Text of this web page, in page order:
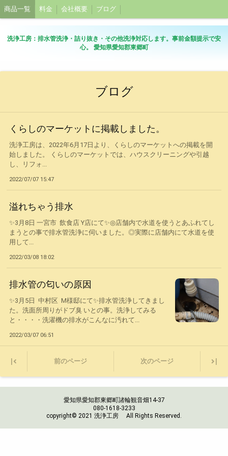
商品一覧 料金 会社概要 ブログ
洗浄工房：排水管洗浄・詰り抜き・その他洗浄対応します。事前金額提示で安
心。 愛知県愛知郡東郷町
ブログ
くらしのマーケットに掲載しました。
洗浄工房は、2022年6月17日より、くらしのマーケットへの掲載を開
始しました。 くらしのマーケットでは、ハウスクリーニングや引越
し、リフォ...
2022/07/07 15:47
溢れちゃう排水
✨3月8日 一宮市 飲食店 Y店にて✨◎店舗内で水道を使うとあふれてし
まうとの事で排水管洗浄に伺いました。◎実際に店舗内にて水道を使
用して...
2022/03/08 18:02
排水管の匂いの原因
✨3月5日 中村区 M様邸にて✨排水管洗浄してきまし
た。洗面所周りがドブ臭 いとの事。洗浄してみる
と・・・・洗濯機の排水がこんなに汚れて...
2022/03/07 06:51
| 前のページ 次のページ |
愛知県愛知郡東郷町諸輪観音畑14-37
080-1618-3233
copyright© 2021 洗浄工房 All Rights Reserved.